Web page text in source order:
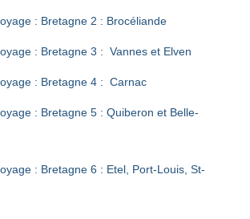
: Bretagne 2 : Brocéliande
: Bretagne 3 : Vannes et Elven
: Bretagne 4 : Carnac
: Bretagne 5 : Quiberon et Belle-
: Bretagne 6 : Etel, Port-Louis, St-